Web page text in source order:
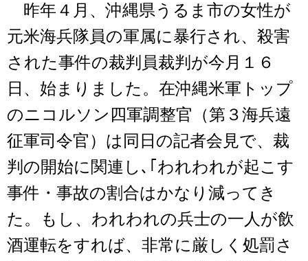
昨年４月、沖縄県うるま市の女性が
元米海兵隊員の軍属に暴行され、殺害
された事件の裁判員裁判が今月１６
日、始まりました。在沖縄米軍トップ
のニコルソン四軍調整官（第３海兵遠
征軍司令官）は同日の記者会見で、裁
判の開始に関連し､｢われわれが起こす
事件・事故の割合はかなり減ってき
た。もし、われわれの兵士の一人が飲
酒運転をすれば、非常に厳しく処罰さ